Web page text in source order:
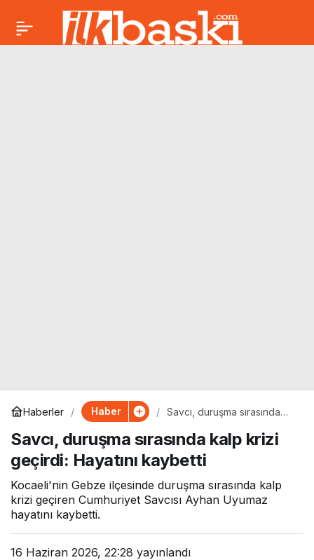
Haberler Haber
Savcı, duruşma sırasında
kaybetti
Savcı, duruşma sırasında kalp krizi
geçirdi: Hayatını kaybetti
Kocaeli'nin Gebze ilçesinde duruşma sırasında kalp
krizi geçiren Cumhuriyet Savcısı Ayhan Uyumaz
hayatını kaybetti.
16 Haziran 2026, 22:28 yayınlandı
Evlenmek istediği